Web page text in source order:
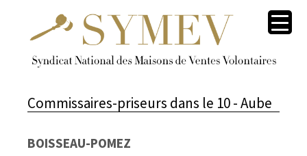
Commissaires-priseurs dans le 10 - Aube
BOISSEAU-POMEZ